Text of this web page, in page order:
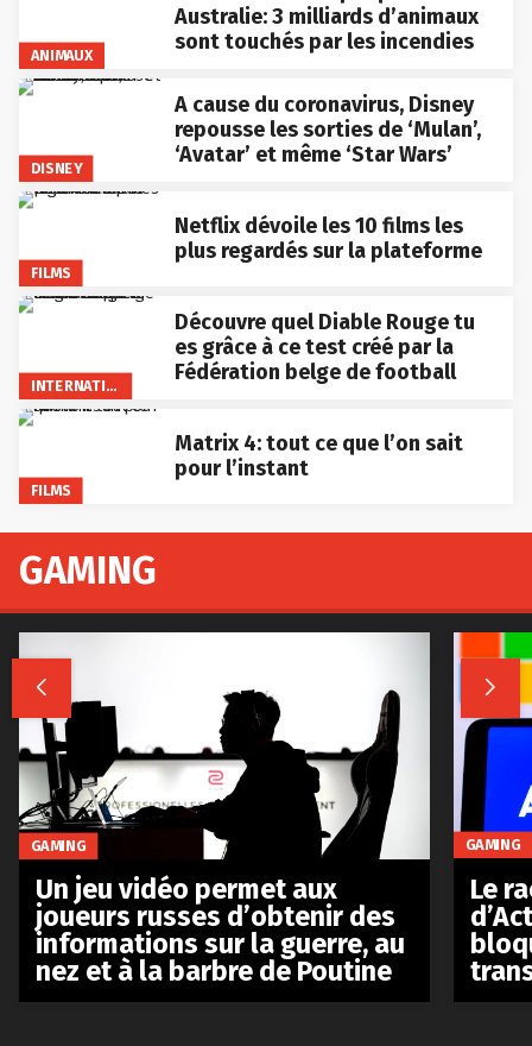
ANIMAUX
Australie: 3 milliards d’animaux
sont touchés par les incendies
DISNEY
A cause du coronavirus, Disney
repousse les sorties de ‘Mulan’,
‘Avatar’ et même ‘Star Wars’
FILMS
Netflix dévoile les 10 films les
plus regardés sur la plateforme
INTERNATIONAL
Découvre quel Diable Rouge tu
es grâce à ce test créé par la
Fédération belge de football
FILMS
Matrix 4: tout ce que l’on sait
pour l’instant
GAMING
 
GAMING
Un jeu vidéo permet aux
joueurs russes d’obtenir des
informations sur la guerre, au
nez et à la barbre de Poutine
GAMING
Le